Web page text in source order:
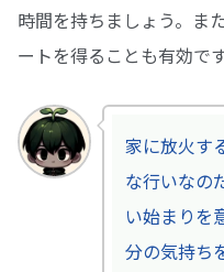
時間を持ちましょう。ま
ートを得ることも有効です
家に放火す
な行いなの
い始まりを
分の気持ち